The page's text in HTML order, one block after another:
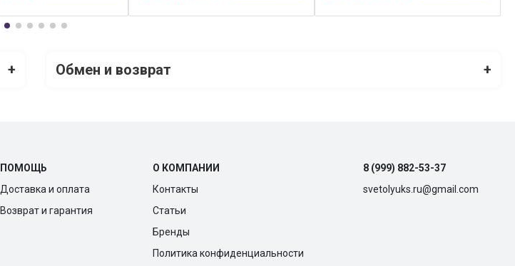
+ Обмен и возврат +
ПОМОЩЬ
Доставка и оплата
Возврат и гарантия
О КОМПАНИИ
Контакты
Статьи
Бренды
Политика конфиденциальности
8 (999) 882-53-37
svetolyuks.ru@gmail.com